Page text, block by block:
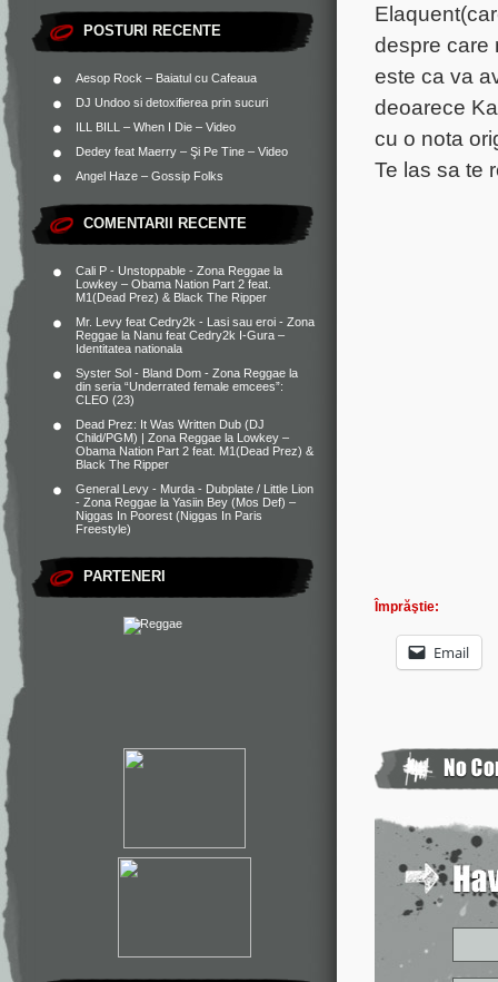
POSTURI RECENTE
Aesop Rock – Baiatul cu Cafeaua
DJ Undoo si detoxifierea prin sucuri
ILL BILL – When I Die – Video
Dedey feat Maerry – Şi Pe Tine – Video
Angel Haze – Gossip Folks
COMENTARII RECENTE
Cali P - Unstoppable - Zona Reggae la
Lowkey – Obama Nation Part 2 feat.
M1(Dead Prez) & Black The Ripper
Mr. Levy feat Cedry2k - Lasi sau eroi - Zona
Reggae la Nanu feat Cedry2k I-Gura –
Identitatea nationala
Syster Sol - Bland Dom - Zona Reggae la
din seria “Underrated female emcees”:
CLEO (23)
Dead Prez: It Was Written Dub (DJ
Child/PGM) | Zona Reggae la Lowkey –
Obama Nation Part 2 feat. M1(Dead Prez) &
Black The Ripper
General Levy - Murda - Dubplate / Little Lion
- Zona Reggae la Yasiin Bey (Mos Def) –
Niggas In Poorest (Niggas In Paris
Freestyle)
PARTENERI
despre care
este ca va
deoarece
cu o nota
Te las sa te
Împrăştie:
Email